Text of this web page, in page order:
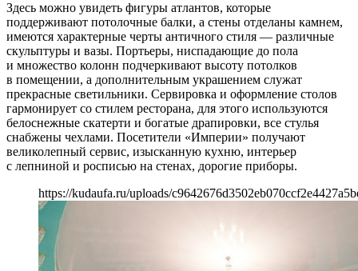
Здесь можно увидеть фигуры атлантов, которые
поддерживают потолочные балки, а стены отделаны камнем,
имеются характерные черты античного стиля — различные
скульптуры и вазы. Портьеры, ниспадающие до пола
и множество колонн подчеркивают высоту потолков
в помещении, а дополнительным украшением служат
прекрасные светильники. Сервировка и оформление столов
гармонирует со стилем ресторана, для этого используются
белоснежные скатерти и богатые драпировки, все стулья
снабжены чехлами. Посетители «Империи» получают
великолепный сервис, изысканную кухню, интерьер
с лепниной и росписью на стенах, дорогие приборы.
https://kudaufa.ru/uploads/